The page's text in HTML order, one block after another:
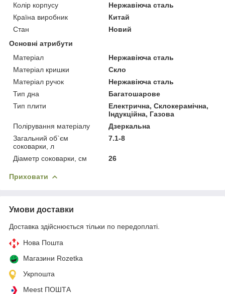
Колір корпусу
Нержавіюча сталь
Країна виробник
Китай
Стан
Новий
Основні атрибути
Матеріал
Нержавіюча сталь
Матеріал кришки
Скло
Матеріал ручок
Нержавіюча сталь
Тип дна
Багатошарове
Тип плити
Електрична, Склокерамічна,
Індукційна, Газова
Полірування матеріалу
Дзеркальна
Загальний об`єм
соковарки, л
7.1-8
Діаметр соковарки, см 26
Приховати
Умови доставки
Доставка здійснюється тільки по передоплаті.
Нова Пошта
Магазини Rozetka
Укрпошта
Meest ПОШТА